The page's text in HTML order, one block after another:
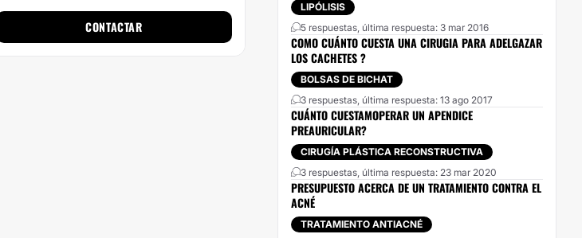
CONTACTAR
LIPÓLISIS
5 respuestas, última respuesta: 3 mar 2016
COMO CUÁNTO CUESTA UNA CIRUGIA PARA ADELGAZAR
LOS CACHETES ?
BOLSAS DE BICHAT
3 respuestas, última respuesta: 13 ago 2017
CUÁNTO CUESTAMOPERAR UN APENDICE
PREAURICULAR?
CIRUGÍA PLÁSTICA RECONSTRUCTIVA
3 respuestas, última respuesta: 23 mar 2020
PRESUPUESTO ACERCA DE UN TRATAMIENTO CONTRA EL
ACNÉ
TRATAMIENTO ANTIACNÉ